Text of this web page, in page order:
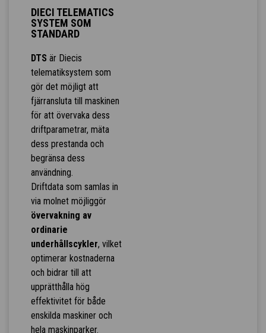
DIECI TELEMATICS
SYSTEM SOM
STANDARD
DTS är Diecis
telematiksystem som
gör det möjligt att
fjärransluta till maskinen
för att övervaka dess
driftparametrar, mäta
dess prestanda och
begränsa dess
användning.
Driftdata som samlas in
via molnet möjliggör
övervakning av
ordinarie
underhållscykler, vilket
optimerar kostnaderna
och bidrar till att
upprätthålla hög
effektivitet för både
enskilda maskiner och
hela maskinparker.